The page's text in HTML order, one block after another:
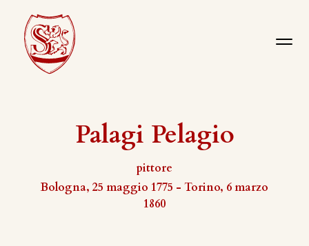
Palagi Pelagio
pittore
Bologna, 25 maggio 1775 - Torino, 6 marzo
1860